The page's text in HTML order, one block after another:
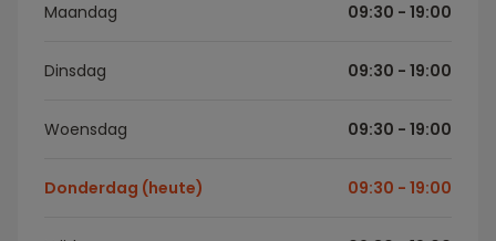
Maandag 09:30 - 19:00
Dinsdag 09:30 - 19:00
Woensdag 09:30 - 19:00
Donderdag (heute) 09:30 - 19:00